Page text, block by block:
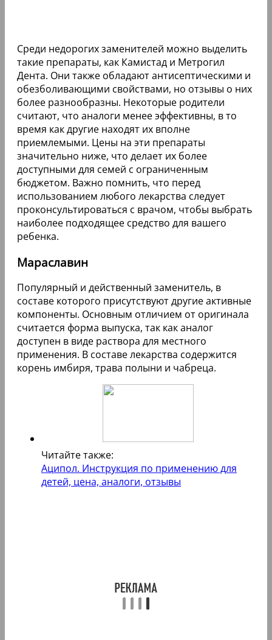
Среди недорогих заменителей можно выделить
такие препараты, как Камистад и Метрогил
Дента. Они также обладают антисептическими и
обезболивающими свойствами, но отзывы о них
более разнообразны. Некоторые родители
считают, что аналоги менее эффективны, в то
время как другие находят их вполне
приемлемыми. Цены на эти препараты
значительно ниже, что делает их более
доступными для семей с ограниченным
бюджетом. Важно помнить, что перед
использованием любого лекарства следует
проконсультироваться с врачом, чтобы выбрать
наиболее подходящее средство для вашего
ребенка.
Мараславин
Популярный и действенный заменитель, в
составе которого присутствуют другие активные
компоненты. Основным отличием от оригинала
считается форма выпуска, так как аналог
доступен в виде раствора для местного
применения. В составе лекарства содержится
корень имбиря, трава полыни и чабреца.
Читайте также:
Аципол. Инструкция по применению для
детей, цена, аналоги, отзывы